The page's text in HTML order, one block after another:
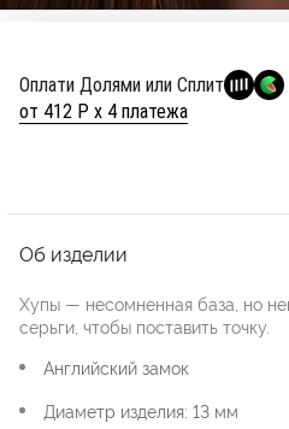
Оплати Долями или Сплит
от 412 Р х 4 платежа
Об изделии
Хупы — несомненная база, но
серьги, чтобы поставить точку.
Английский замок
Диаметр изделия: 13 мм